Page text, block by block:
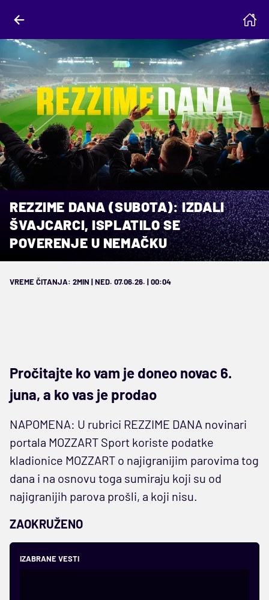
REZZIME DANA (SUBOTA): IZDALI
ŠVAJCARCI, ISPLATILO SE
POVERENJE U NEMAČKU
VREME ČITANJA: 2MIN | NED. 07.06.26. | 00:04
Pročitajte ko vam je doneo novac 6.
juna, a ko vas je prodao
NAPOMENA: U rubrici REZZIME DANA novinari
portala MOZZART Sport koriste podatke
kladionice MOZZART o najigranijim parovima tog
dana i na osnovu toga sumiraju koji su od
najigranijih parova prošli, a koji nisu.
ZAOKRUŽENO
IZABRANE VESTI